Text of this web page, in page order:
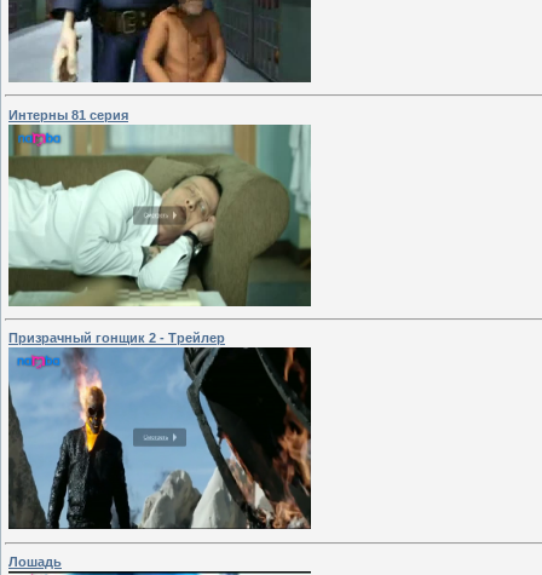
Интepны 81 cepия
Призрачный гонщик 2 - Трейлер
Лошадь